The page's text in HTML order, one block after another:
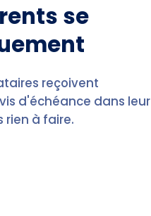
se
reçoivent
d'échéance dans leur
rien à faire.